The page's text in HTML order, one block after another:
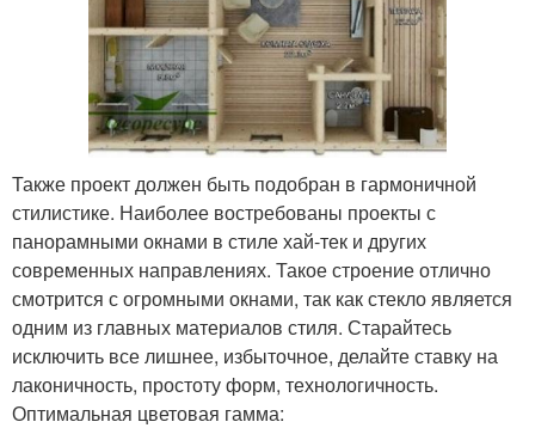
Также проект должен быть подобран в гармоничной
стилистике. Наиболее востребованы проекты с
панорамными окнами в стиле хай-тек и других
современных направлениях. Такое строение отлично
смотрится с огромными окнами, так как стекло является
одним из главных материалов стиля. Старайтесь
исключить все лишнее, избыточное, делайте ставку на
лаконичность, простоту форм, технологичность.
Оптимальная цветовая гамма: